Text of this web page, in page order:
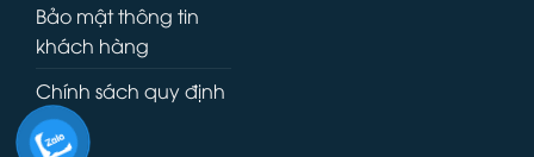
Bảo mật thông tin
khách hàng
Chính sách quy định